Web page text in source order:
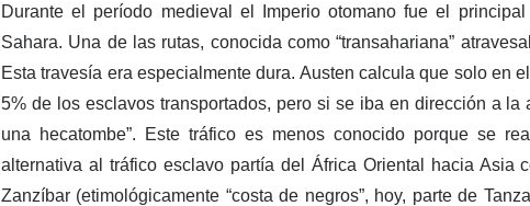
Durante el período medieval el Imperio otomano fue el
Sahara. Una de las rutas, conocida como “transahariana”
Esta travesía era especialmente dura. Austen calcula que solo en
5% de los esclavos transportados, pero si se iba en dirección a
una hecatombe”. Este tráfico es menos conocido porque se
alternativa al tráfico esclavo partía del África Oriental hacia
Zanzíbar (etimológicamente “costa de negros”, hoy, parte de